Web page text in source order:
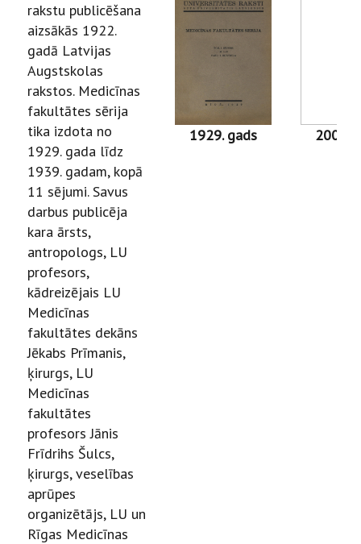
rakstu publicēšana
aizsākās 1922.
gadā Latvijas
Augstskolas
rakstos. Medicīnas
fakultātes sērija
tika izdota no
1929. gada līdz
1939. gadam, kopā
11 sējumi. Savus
darbus publicēja
kara ārsts,
antropologs, LU
profesors,
kādreizējais LU
Medicīnas
fakultātes dekāns
Jēkabs Prīmanis,
ķirurgs, LU
Medicīnas
fakultātes
profesors Jānis
Frīdrihs Šulcs,
ķirurgs, veselības
aprūpes
organizētājs, LU un
Rīgas Medicīnas
1929. gads 2001.